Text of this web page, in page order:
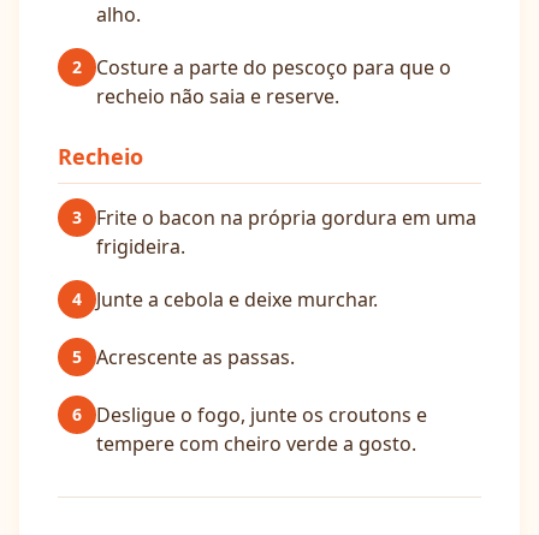
alho.
2
Costure a parte do pescoço para que o
recheio não saia e reserve.
Recheio
3
Frite o bacon na própria gordura em uma
frigideira.
4 Junte a cebola e deixe murchar.
5 Acrescente as passas.
6
Desligue o fogo, junte os croutons e
tempere com cheiro verde a gosto.